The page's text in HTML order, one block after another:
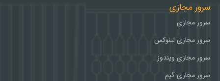
سرور مجازی
سرور مجازی
سرور مجازی لینوکس
سرور مجازی ویندوز
سرور مجازی گیم